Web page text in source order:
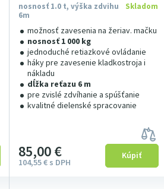
nosnosť 1.0 t, výška zdvihu
6m
možnosť zavesenia na žeriav. mačku
nosnosť 1 000 kg
jednoduché retiazkové ovládanie
háky pre zavesenie kladkostroja i
nákladu
dĺžka reťazu 6 m
pre zvislé zdvíhanie a spúšťanie
kvalitné dielenské spracovanie
Skladom
85 00€
104 55€ s DPH